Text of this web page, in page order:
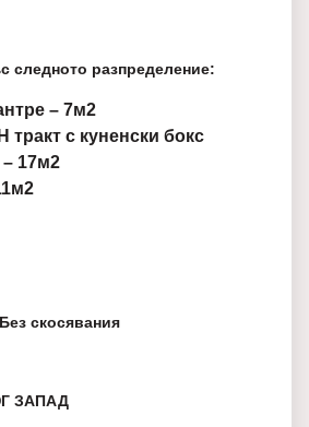
следното разпределение:
– 7м2
с куненски бокс
17м2
скосявания
ЗАПАД